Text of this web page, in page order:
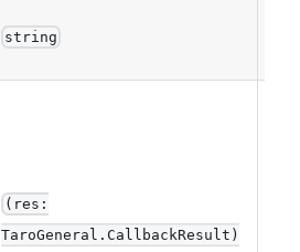
string
(res:
TaroGeneral.CallbackResult)